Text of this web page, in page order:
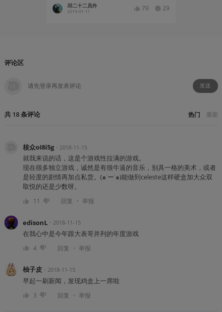
邱二十二员外
2019-01-11 79 29
评论区
发送
共 18条评论 热门 最新
核众oI8i5g・ 2018-11-15
就我来说的话，这是个游戏性拉满的游戏。
现在很多独立游戏，诚然是有很牛逼的音乐，别具一格的美术，或者
是轻度的剧情再加点私货。(๑˙ー˙๑)能做到celeste这样硬盒加大众双
取悦的还是少数呀。
11 回复 ・ 举报
edisonL・ 2018-11-15
在我心中是今年跟大表哥并列的年度游戏
4 回复 ・ 举报
柚子皮・ 2018-11-15
早起一刷新闻，发现鸡盒上一席啦
3 回复 ・ 举报